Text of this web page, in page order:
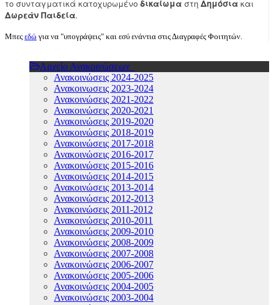
το συνταγματικά κατοχυρωμένο δικαίωμα στη Δημόσια και
Δωρεάν Παιδεία.
Μπες εδώ για να "υπογράψεις" και εσύ ενάντια στις Διαγραφές Φοιτητών.
Αρχείο Ανακοινώσεων
Ανακοινώσεις 2024-2025
Ανακοινωσεις 2023-2024
Ανακοινώσεις 2021-2022
Ανακοινώσεις 2020-2021
Ανακοινώσεις 2019-2020
Ανακοινώσεις 2018-2019
Ανακοινώσεις 2017-2018
Ανακοινώσεις 2016-2017
Ανακοινώσεις 2015-2016
Ανακοινώσεις 2014-2015
Ανακοινώσεις 2013-2014
Ανακοινώσεις 2012-2013
Ανακοινώσεις 2011-2012
Ανακοινώσεις 2010-2011
Ανακοινώσεις 2009-2010
Ανακοινώσεις 2008-2009
Ανακοινώσεις 2007-2008
Ανακοινώσεις 2006-2007
Ανακοινώσεις 2005-2006
Ανακοινώσεις 2004-2005
Ανακοινώσεις 2003-2004